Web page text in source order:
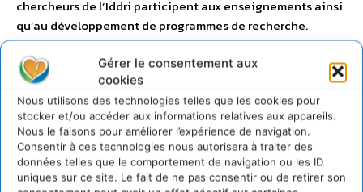
Gérer le consentement aux
cookies
Nous utilisons des technologies telles que les cookies pour
stocker et/ou accéder aux informations relatives aux appareils.
Nous le faisons pour améliorer l’expérience de navigation.
Consentir à ces technologies nous autorisera à traiter des
données telles que le comportement de navigation ou les ID
uniques sur ce site. Le fait de ne pas consentir ou de retirer son
chercheurs de l’Iddri participent aux enseignements ainsi
qu’au développement de programmes de recherche.
Fondation de recherche reconnue d’utilité publique, l’Iddri
met à la disposition de tous,viason site Internet, ses
différentes analyses et propositions. – Consultez les
rapports d’activités :sur la page Web dédiée)– Consultez
les informations relatives auxfinancements (au format
.pdf)– Pour suivre les actualités :S’inscrire à la Lettre de
l’Iddri